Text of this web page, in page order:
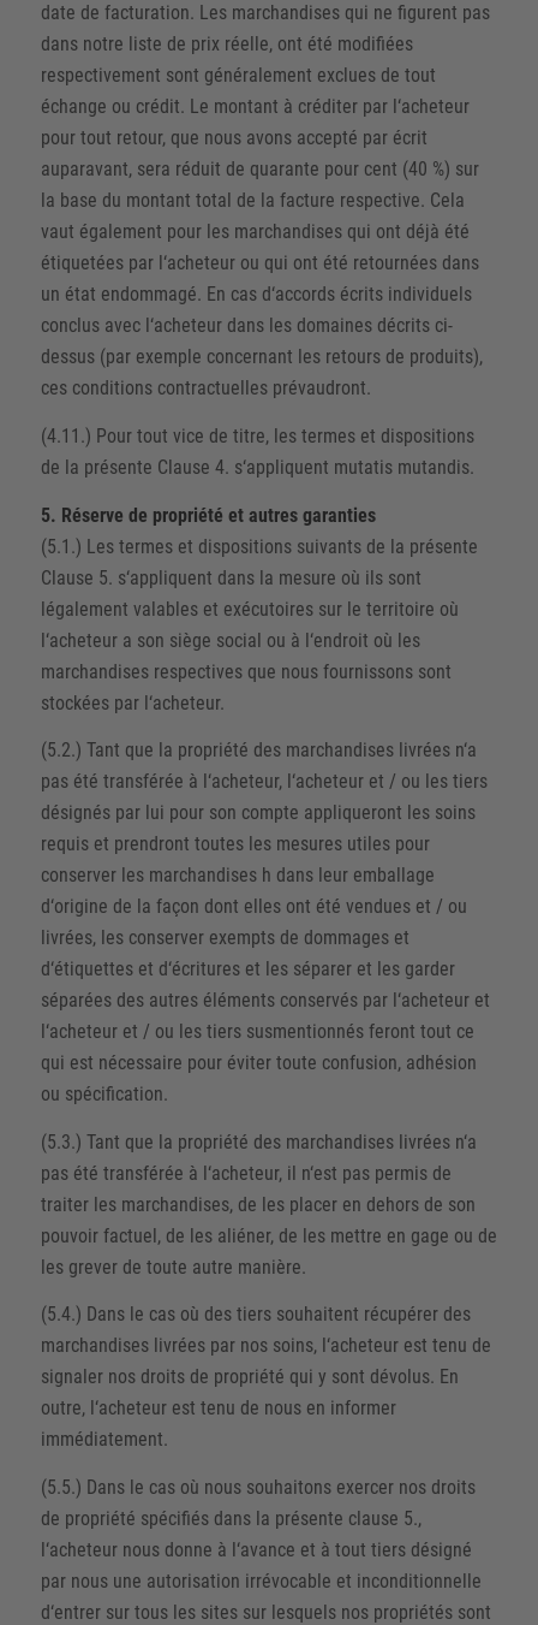
date de facturation. Les marchandises qui ne figurent pas
dans notre liste de prix réelle, ont été modifiées
respectivement sont généralement exclues de tout
échange ou crédit. Le montant à créditer par l‘acheteur
pour tout retour, que nous avons accepté par écrit
auparavant, sera réduit de quarante pour cent (40 %) sur
la base du montant total de la facture respective. Cela
vaut également pour les marchandises qui ont déjà été
étiquetées par l‘acheteur ou qui ont été retournées dans
un état endommagé. En cas d‘accords écrits individuels
conclus avec l‘acheteur dans les domaines décrits ci-
dessus (par exemple concernant les retours de produits),
ces conditions contractuelles prévaudront.
(4.11.) Pour tout vice de titre, les termes et dispositions
de la présente Clause 4. s‘appliquent mutatis mutandis.
5. Réserve de propriété et autres garanties
(5.1.) Les termes et dispositions suivants de la présente
Clause 5. s‘appliquent dans la mesure où ils sont
légalement valables et exécutoires sur le territoire où
l‘acheteur a son siège social ou à l‘endroit où les
marchandises respectives que nous fournissons sont
stockées par l‘acheteur.
(5.2.) Tant que la propriété des marchandises livrées n‘a
pas été transférée à l‘acheteur, l‘acheteur et / ou les tiers
désignés par lui pour son compte appliqueront les soins
requis et prendront toutes les mesures utiles pour
conserver les marchandises h dans leur emballage
d‘origine de la façon dont elles ont été vendues et / ou
livrées, les conserver exempts de dommages et
d‘étiquettes et d‘écritures et les séparer et les garder
séparées des autres éléments conservés par l‘acheteur et
l‘acheteur et / ou les tiers susmentionnés feront tout ce
qui est nécessaire pour éviter toute confusion, adhésion
ou spécification.
(5.3.) Tant que la propriété des marchandises livrées n‘a
pas été transférée à l‘acheteur, il n‘est pas permis de
traiter les marchandises, de les placer en dehors de son
pouvoir factuel, de les aliéner, de les mettre en gage ou de
les grever de toute autre manière.
(5.4.) Dans le cas où des tiers souhaitent récupérer des
marchandises livrées par nos soins, l‘acheteur est tenu de
signaler nos droits de propriété qui y sont dévolus. En
outre, l‘acheteur est tenu de nous en informer
immédiatement.
(5.5.) Dans le cas où nous souhaitons exercer nos droits
de propriété spécifiés dans la présente clause 5.,
l‘acheteur nous donne à l‘avance et à tout tiers désigné
par nous une autorisation irrévocable et inconditionnelle
d‘entrer sur tous les sites sur lesquels nos propriétés sont